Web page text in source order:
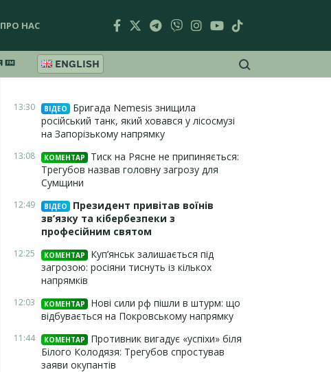
ПРО НАС
ENGLISH
13:30 ВІДЕО
Бригада Nemesis знищила
російський танк, який ховався у лісосмузі
на Запорізькому напрямку
13:08 КОМЕНТАР
Тиск на Рясне не припиняється:
Трегубов назвав головну загрозу для
Сумщини
12:49 ВІДЕО
Президент привітав воїнів
зв’язку та кібербезпеки з
професійним святом
12:25 КОМЕНТАР
Куп’янськ залишається під
загрозою: росіяни тиснуть із кількох
напрямків
12:03 КОМЕНТАР
Нові сили рф пішли в штурм: що
відбувається на Покровському напрямку
11:44 КОМЕНТАР
Противник вигадує «успіхи» біля
Білого Колодязя: Трегубов спростував
заяви окупантів